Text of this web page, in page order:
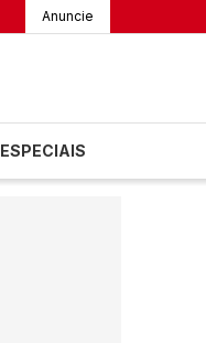
Anuncie
ESPECIAIS